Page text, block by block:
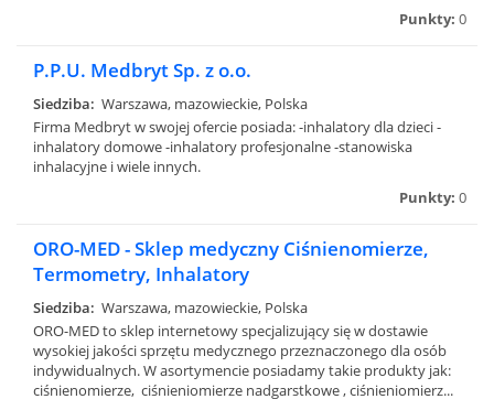
Punkty: 0
P.P.U. Medbryt Sp. z o.o.
Siedziba: Warszawa, mazowieckie, Polska
Firma Medbryt w swojej ofercie posiada: -inhalatory dla dzieci -
inhalatory domowe -inhalatory profesjonalne -stanowiska
inhalacyjne i wiele innych.
Punkty: 0
ORO-MED - Sklep medyczny Ciśnienomierze,
Termometry, Inhalatory
Siedziba: Warszawa, mazowieckie, Polska
ORO-MED to sklep internetowy specjalizujący się w dostawie
wysokiej jakości sprzętu medycznego przeznaczonego dla osób
indywidualnych. W asortymencie posiadamy takie produkty jak:
ciśnienomierze, ciśnieniomierze nadgarstkowe , ciśnieniomierz...